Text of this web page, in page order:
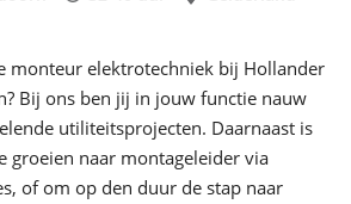
monteur elektrotechniek bij Hollander
Bij ons ben jij in jouw functie nauw
utiliteitsprojecten. Daarnaast is
groeien naar montageleider via
of om op den duur de stap naar